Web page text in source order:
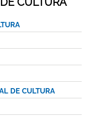
DE CULTURA